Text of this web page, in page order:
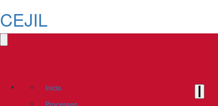
CEJIL
Inicio
Processes